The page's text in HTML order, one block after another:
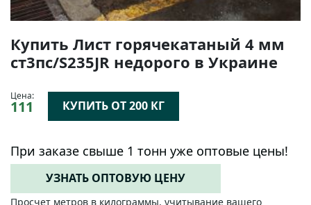
Купить Лист горячекатаный 4 мм
ст3пс/S235JR недорого в Украине
Цена:
111 КУПИТЬ ОТ 200 КГ
При заказе свыше 1 тонн уже оптовые цены!
УЗНАТЬ ОПТОВУЮ ЦЕНУ
Просчет метров в килограммы, учитывание вашего